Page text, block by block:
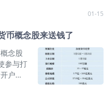
的。
讯这
直明确
所以
是否
线运
发现
行，
是AI
念在
开始
至基
讨论
中心
情况
个堡
复的
预计
。比
情况
反叛
的那
特
面
的韭
剩下一
来
特币
比特
01-15
币概念股来送钱了
念股
参与打
户的
根本
可